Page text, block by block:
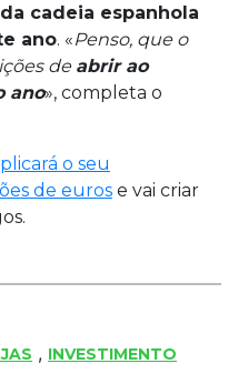
cadeia espanhola
ano. «Penso, que o
de abrir ao
ano», completa o
o seu
de euros e vai criar
, INVESTIMENTO